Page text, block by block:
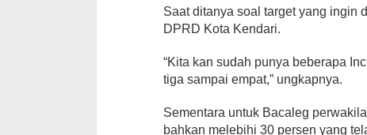
Saat ditanya soal target yang ingin
DPRD Kota Kendari.
“Kita kan sudah punya beberapa
tiga sampai empat,” ungkapnya.
Sementara untuk Bacaleg
bahkan melebihi 30 persen yang